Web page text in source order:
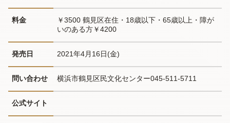
料金
￥3500 鶴見区在住・18歳以下・65歳以上・障が
いのある方￥4200
発売日 2021年4月16日(金)
問い合わせ 横浜市鶴見区民文化センター045-511-5711
公式サイト